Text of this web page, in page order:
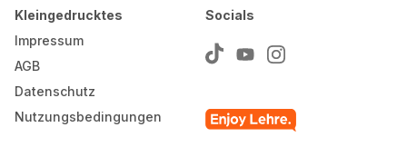
Kleingedrucktes
Impressum
AGB
Datenschutz
Nutzungsbedingungen
Socials